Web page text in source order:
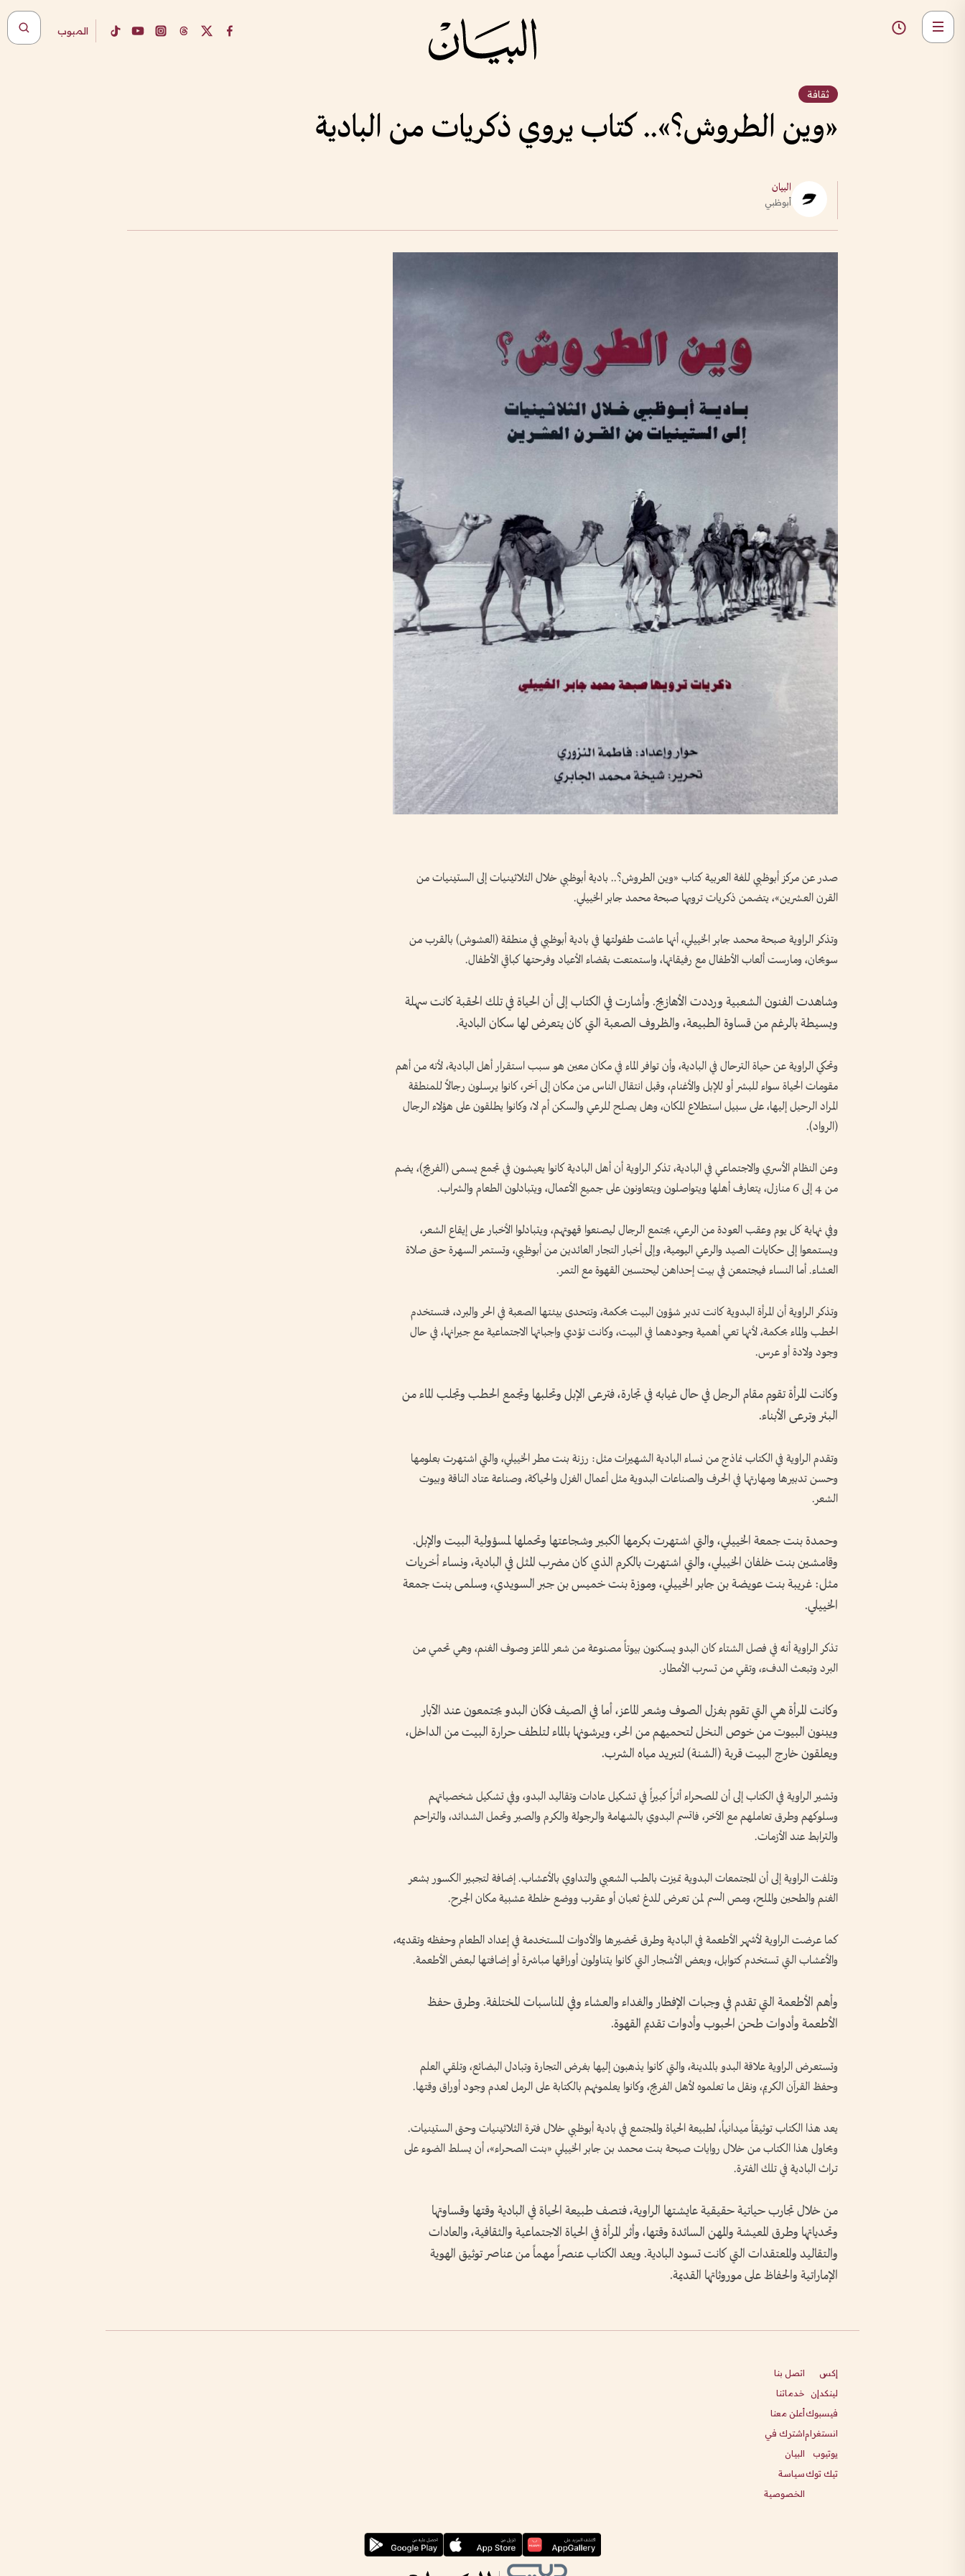
المبوب
ثقافة
«وين الطروش؟».. كتاب يروي ذكريات من البادية
البيان
أبوظبي
صدر عن مركز أبوظبي للغة العربية كتاب «وين الطروش؟.. بادية أبوظبي خلال الثلاثينيات إلى الستينيات من
القرن العشرين»، يتضمن ذكريات ترويها صبحة محمد جابر الخييلي.
وتذكر الراوية صبحة محمد جابر الخييلي، أنها عاشت طفولتها في بادية أبوظبي في منطقة (العشوش) بالقرب من
سويحان، ومارست ألعاب الأطفال مع رفيقاتها، واستمتعت بقضاء الأعياد وفرحتها كباقي الأطفال.
وشاهدت الفنون الشعبية ورددت الأهازيج. وأشارت في الكتاب إلى أن الحياة في تلك الحقبة كانت سهلة
وبسيطة بالرغم من قساوة الطبيعة، والظروف الصعبة التي كان يتعرض لها سكان البادية.
وتحكي الراوية عن حياة الترحال في البادية، وأن توافر الماء في مكان معين هو سبب استقرار أهل البادية، لأنه من أهم
مقومات الحياة سواء للبشر أو للإبل والأغنام، وقبل انتقال الناس من مكان إلى آخر، كانوا يرسلون رجالاً للمنطقة
المراد الرحيل إليها، على سبيل استطلاع المكان، وهل يصلح للرعي والسكن أم لا، وكانوا يطلقون على هؤلاء الرجال
(الرواد).
وعن النظام الأسري والاجتماعي في البادية، تذكر الراوية أن أهل البادية كانوا يعيشون في تجمع يسمى (الفريج)، يضم
من 4 إلى 6 منازل، يتعارف أهلها ويتواصلون ويتعاونون على جميع الأعمال، ويتبادلون الطعام والشراب.
وفي نهاية كل يوم وعقب العودة من الرعي، يجتمع الرجال ليصنعوا قهوتهم، ويتبادلوا الأخبار على إيقاع الشعر،
ويستمعوا إلى حكايات الصيد والرعي اليومية، وإلى أخبار التجار العائدين من أبوظبي، وتستمر السهرة حتى صلاة
العشاء. أما النساء فيجتمعن في بيت إحداهن ليحتسين القهوة مع التمر.
وتذكر الراوية أن المرأة البدوية كانت تدير شؤون البيت بحكمة، وتتحدى بيئتها الصعبة في الحر والبرد، فتستخدم
الحطب والماء بحكمة، لأنها تعي أهمية وجودهما في البيت، وكانت تؤدي واجباتها الاجتماعية مع جيرانها، في حال
وجود ولادة أو عرس.
وكانت المرأة تقوم مقام الرجل في حال غيابه في تجارة، فترعى الإبل وتحلبها وتجمع الحطب وتجلب الماء من
البئر وترعى الأبناء.
وتقدم الراوية في الكتاب نماذج من نساء البادية الشهيرات مثل: رزنة بنت مطر الخييلي، والتي اشتهرت بعلومها
وحسن تدبيرها ومهارتها في الحرف والصناعات البدوية مثل أعمال الغزل والحياكة، وصناعة عتاد الناقة وبيوت
الشعر.
وحمدة بنت جمعة الخييلي، والتي اشتهرت بكرمها الكبير وشجاعتها وتحملها لمسؤولية البيت والإبل.
وقامشين بنت خلفان الخييلي، والتي اشتهرت بالكرم الذي كان مضرب المثل في البادية، ونساء أخريات
مثل: غريبة بنت عويضة بن جابر الخييلي، وموزة بنت خميس بن جبر السويدي، وسلمى بنت جمعة
الخييلي.
تذكر الراوية أنه في فصل الشتاء كان البدو يسكنون بيوتاً مصنوعة من شعر الماعز وصوف الغنم، وهي تحمي من
البرد وتبعث الدفء، وتقي من تسرب الأمطار.
وكانت المرأة هي التي تقوم بغزل الصوف وشعر الماعز، أما في الصيف فكان البدو يجتمعون عند الآبار
ويبنون البيوت من خوص النخل لتحميهم من الحر، ويرشونها بالماء لتلطف حرارة البيت من الداخل،
ويعلقون خارج البيت قربة (الشنة) لتبريد مياه الشرب.
وتشير الراوية في الكتاب إلى أن للصحراء أثراً كبيراً في تشكيل عادات وتقاليد البدو، وفي تشكيل شخصياتهم
وسلوكهم وطرق تعاملهم مع الآخر، فاتسم البدوي بالشهامة والرجولة والكرم والصبر وتحمل الشدائد، والتراحم
والترابط عند الأزمات.
وتلفت الراوية إلى أن المجتمعات البدوية تميزت بالطب الشعبي والتداوي بالأعشاب. إضافة لتجبير الكسور بشعر
الغنم والطحين والملح، ومص السم لمن تعرض للدغ ثعبان أو عقرب ووضع خلطة عشبية مكان الجرح.
كما عرضت الراوية لأشهر الأطعمة في البادية وطرق تحضيرها والأدوات المستخدمة في إعداد الطعام وحفظه وتقديمه،
والأعشاب التي تستخدم كتوابل، وبعض الأشجار التي كانوا يتناولون أوراقها مباشرة أو إضافتها لبعض الأطعمة.
وأهم الأطعمة التي تقدم في وجبات الإفطار والغداء والعشاء وفي المناسبات المختلفة. وطرق حفظ
الأطعمة وأدوات طحن الحبوب وأدوات تقديم القهوة.
وتستعرض الراوية علاقة البدو بالمدينة، والتي كانوا يذهبون إليها بغرض التجارة وتبادل البضائع، وتلقي العلم
وحفظ القرآن الكريم، ونقل ما تعلموه لأهل الفريج، وكانوا يعلمونهم بالكتابة على الرمل لعدم وجود أوراق وقتها.
يعد هذا الكتاب توثيقاً ميدانياً، لطبيعة الحياة والمجتمع في بادية أبوظبي خلال فترة الثلاثينيات وحتى الستينيات.
ويحاول هذا الكتاب من خلال روايات صبحة بنت محمد بن جابر الخييلي «بنت الصحراء»، أن يسلط الضوء على
تراث البادية في تلك الفترة.
من خلال تجارب حياتية حقيقية عايشتها الراوية، فتصف طبيعة الحياة في البادية وقتها وقساوتها
وتحدياتها وطرق المعيشة والمهن السائدة وقتها، وأثر المرأة في الحياة الاجتماعية والثقافية، والعادات
والتقاليد والمعتقدات التي كانت تسود البادية. ويعد الكتاب عنصراً مهماً من عناصر توثيق الهوية
الإماراتية والحفاظ على موروثاتها القديمة.
إكس
لينكدإن
فيسبوك
انستغرام
يوتيوب
تيك توك
اتصل بنا
خدماتنا
أعلن معنا
اشترك في
البيان
سياسة
الخصوصية